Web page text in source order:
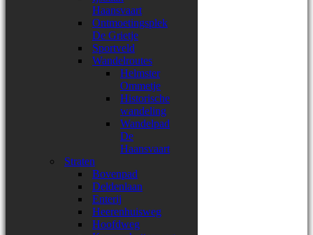
Haansvaart
Ontmoetingsplek
De Grietje
Sportveld
Wandelroutes
Helmster
Ommetje
Historische
wandeling
Wandelpad
De
Haansvaart
Straten
Bovenpad
Deldenlaan
Enterij
Heerenhuisweg
Hoofdweg